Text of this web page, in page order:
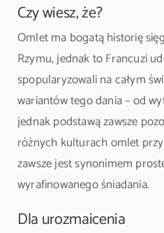
Czy wiesz, że?
Omlet ma bogatą historię
Rzymu, jednak to Francuzi
spopularyzowali na całym
wariantów tego dania – od
jednak podstawą zawsze
różnych kulturach omlet
zawsze jest synonimem
wyrafinowanego śniadania.
Dla urozmaicenia